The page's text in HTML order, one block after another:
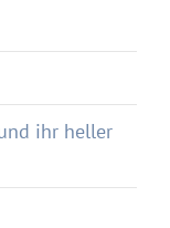
ihr heller